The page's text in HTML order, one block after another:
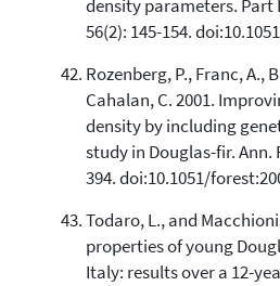
density parameters. Part
56(2): 145-154.
Rozenberg, P., Franc, A.,
Cahalan, C. 2001.
density by including
study in Douglas-fir. Ann.
394. doi:10.1051/
Todaro, L., and
properties of young
Italy: results over a 12-